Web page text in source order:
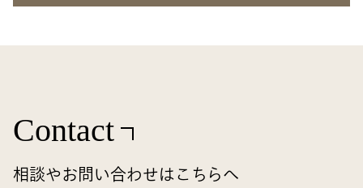
Contact
相談やお問い合わせはこちらへ